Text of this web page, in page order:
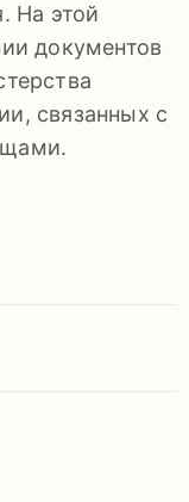
На этой
документов
связанных с